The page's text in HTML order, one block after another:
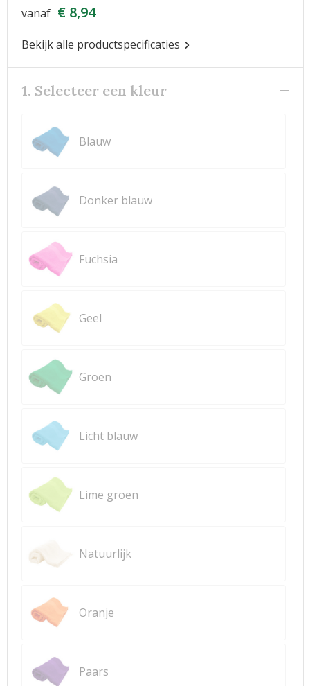
vanaf € 8,94
Bekijk alle productspecificaties
1. Selecteer een kleur
Blauw
Donker blauw
Fuchsia
Geel
Groen
Licht blauw
Lime groen
Natuurlijk
Oranje
Paars